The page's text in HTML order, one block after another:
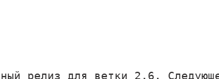
релиз для ветки 2.6.